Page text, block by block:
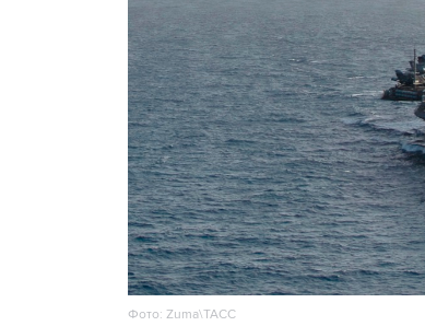
Фото: Zuma\ТАСС